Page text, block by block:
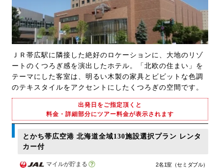
ＪＲ帯広駅に隣接した絶好のロケーションに、大地のリゾ
ートのくつろぎ感を演出したホテル。「北欧の住まい」を
テーマにした客室は、明るい木製の家具とビビットな色調
のテキスタイルをアクセントにしたくつろぎの空間です。
出発日をご指定頂くと
料金・詳細部分にツアー料金が表示されます
とかち帯広空港 北海道全域130施設選択プラン レンタ
カー付
マイルが貯まる
2名1室（セミダブル）